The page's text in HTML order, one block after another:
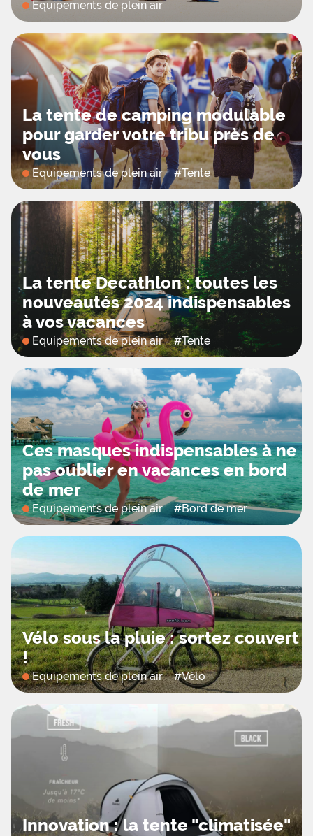
Equipements de plein air
La tente de camping modulable
pour garder votre tribu près de
vous
Equipements de plein air #Tente
La tente Decathlon : toutes les
nouveautés 2024 indispensables
à vos vacances
Equipements de plein air #Tente
Ces masques indispensables à ne
pas oublier en vacances en bord
de mer
Equipements de plein air #Bord de mer
Vélo sous la pluie : sortez couvert
!
Equipements de plein air #Vélo
Innovation : la tente "climatisée"